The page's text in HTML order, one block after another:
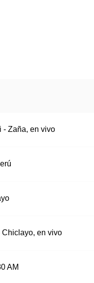
- Zaña, en vivo
en vivo
AM